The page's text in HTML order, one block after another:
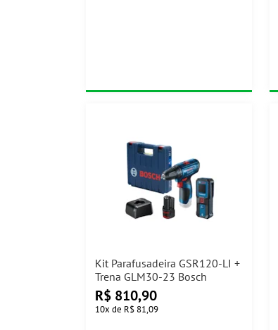
Kit Parafusadeira GSR120-LI +
Trena GLM30-23 Bosch
R$ 810,90
10x de R$ 81,09